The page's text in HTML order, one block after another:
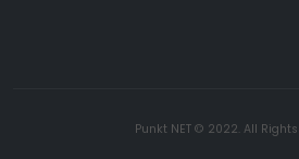
Punkt NET © 2022. All